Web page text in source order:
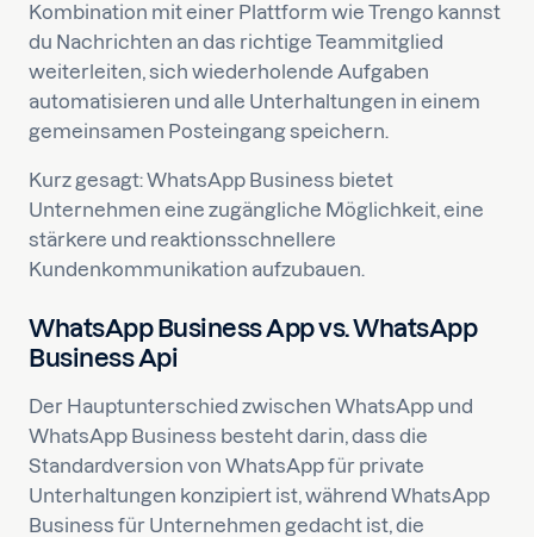
Kombination mit einer Plattform wie Trengo kannst
du Nachrichten an das richtige Teammitglied
weiterleiten, sich wiederholende Aufgaben
automatisieren und alle Unterhaltungen in einem
gemeinsamen Posteingang speichern.
Kurz gesagt: WhatsApp Business bietet
Unternehmen eine zugängliche Möglichkeit, eine
stärkere und reaktionsschnellere
Kundenkommunikation aufzubauen.
WhatsApp Business App vs. WhatsApp
Business Api
Der Hauptunterschied zwischen WhatsApp und
WhatsApp Business besteht darin, dass die
Standardversion von WhatsApp für private
Unterhaltungen konzipiert ist, während WhatsApp
Business für Unternehmen gedacht ist, die